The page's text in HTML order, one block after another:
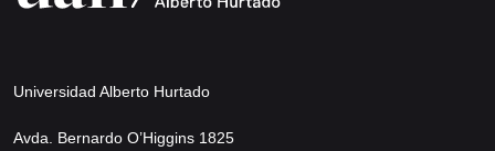
Universidad Alberto Hurtado
Avda. Bernardo O’Higgins 1825